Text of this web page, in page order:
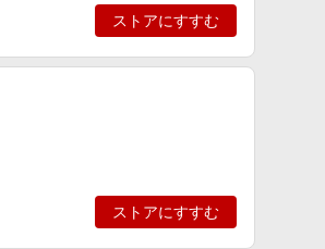
ストアにすすむ
ストアにすすむ